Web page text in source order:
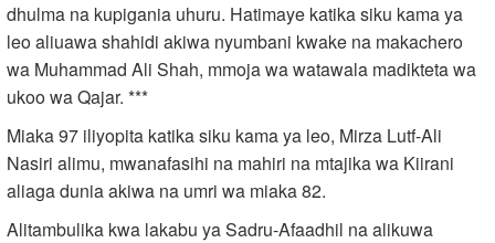
dhulma na kupigania uhuru. Hatimaye katika siku kama ya
leo aliuawa shahidi akiwa nyumbani kwake na makachero
wa Muhammad Ali Shah, mmoja wa watawala madikteta wa
ukoo wa Qajar. ***
Miaka 97 iliyopita katika siku kama ya leo, Mirza Lutf-Ali
Nasiri alimu, mwanafasihi na mahiri na mtajika wa Kiirani
aliaga dunia akiwa na umri wa miaka 82.
Alitambulika kwa lakabu ya Sadru-Afaadhil na alikuwa